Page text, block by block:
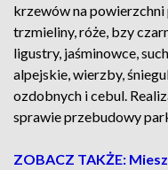
krzewów na powierzchni
trzmieliny, róże, bzy
ligustry, jaśminowce,
alpejskie, wierzby,
ozdobnych i cebul.
sprawie przebudowy
ZOBACZ TAKŻE: